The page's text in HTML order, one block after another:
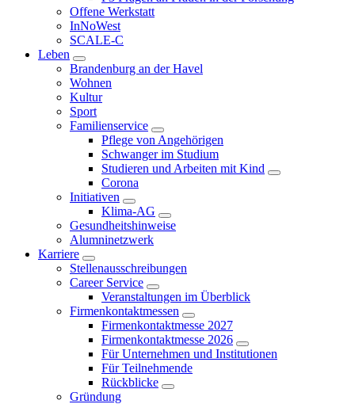
Offene Werkstatt
InNoWest
SCALE-C
Leben
Brandenburg an der Havel
Wohnen
Kultur
Sport
Familienservice
Pflege von Angehörigen
Schwanger im Studium
Studieren und Arbeiten mit Kind
Corona
Initiativen
Klima-AG
Gesundheitshinweise
Alumninetzwerk
Karriere
Stellenausschreibungen
Career Service
Veranstaltungen im Überblick
Firmenkontaktmessen
Firmenkontaktmesse 2027
Firmenkontaktmesse 2026
Für Unternehmen und Institutionen
Für Teilnehmende
Rückblicke
Gründung